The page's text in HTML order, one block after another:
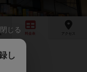
料金 アクセス
閉じる
し